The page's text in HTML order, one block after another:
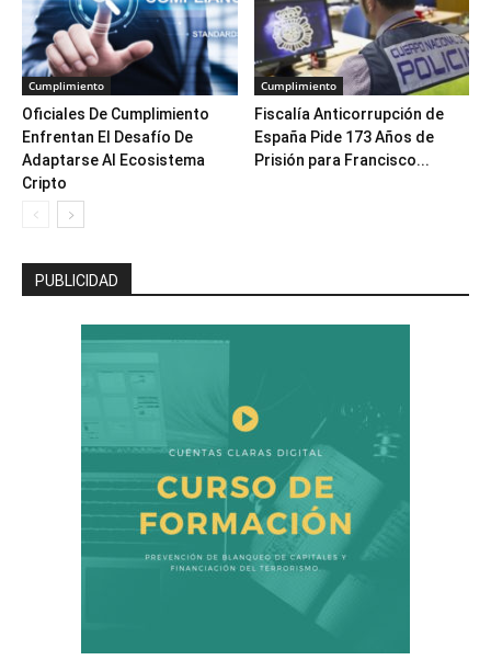
Cumplimiento
Oficiales De Cumplimiento
Enfrentan El Desafío De
Adaptarse Al Ecosistema
Cripto
Cumplimiento
Fiscalía Anticorrupción de
España Pide 173 Años de
Prisión para Francisco...
PUBLICIDAD